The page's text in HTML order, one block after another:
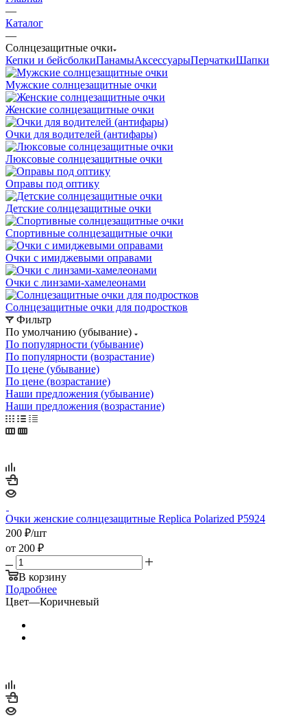
—
Каталог
—
Солнцезащитные очки
Кепки и бейсболкиПанамыАксессуарыПерчаткиШапки
Мужские солнцезащитные очки
Женские солнцезащитные очки
Очки для водителей (антифары)
Люксовые солнцезащитные очки
Оправы под оптику
Детские солнцезащитные очки
Спортивные солнцезащитные очки
Очки с имиджевыми оправами
Очки с линзами-хамелеонами
Солнцезащитные очки для подростков
Фильтр
По умолчанию (убывание)
По популярности (убывание)
По популярности (возрастание)
По цене (убывание)
По цене (возрастание)
Наши предложения (убывание)
Наши предложения (возрастание)
Очки женские солнцезащитные Replica Polarized P5924
200 ₽/шт
от 200 ₽
В корзину
Подробнее
Цвет—Коричневый